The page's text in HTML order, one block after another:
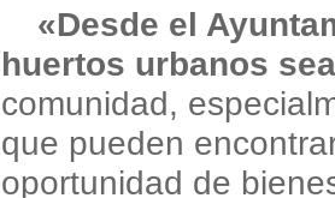
«Desde el
huertos urbanos
comunidad,
que pueden
oportunidad de